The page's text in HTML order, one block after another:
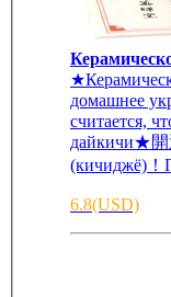
домашнее
считается,
дайкичи★開
(кичиджё)！
6.8(USD)